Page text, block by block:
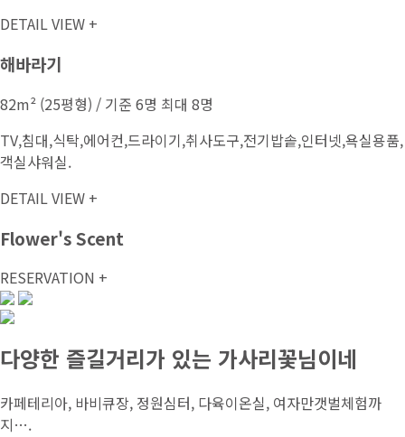
DETAIL VIEW +
해바라기
82m² (25평형) / 기준 6명 최대 8명
TV,침대,식탁,에어컨,드라이기,취사도구,전기밥솥,인터넷,욕실용품,
객실샤워실.
DETAIL VIEW +
Flower's Scent
RESERVATION +
다양한 즐길거리가 있는 가사리꽃님이네
카페테리아, 바비큐장, 정원심터, 다육이온실, 여자만갯벌체험까
지….